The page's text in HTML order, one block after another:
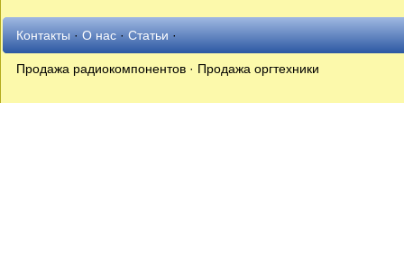
Контакты·О нас·Статьи·
Продажа радиокомпонентов · Продажа оргтехники